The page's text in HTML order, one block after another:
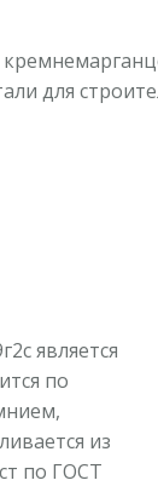
для
является
по
из
по ГОСТ